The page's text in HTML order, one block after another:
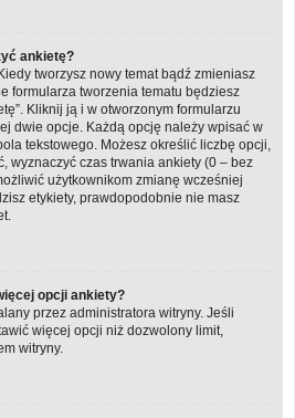
ankietę?
tworzysz nowy temat bądź zmieniasz
formularza tworzenia tematu będziesz
Kliknij ją i w otworzonym formularzu
dwie opcje. Każdą opcję należy wpisać w
tekstowego. Możesz określić liczbę opcji,
wyznaczyć czas trwania ankiety (0 – bez
użytkownikom zmianę wcześniej
etykiety, prawdopodobnie nie masz
opcji ankiety?
przez administratora witryny. Jeśli
więcej opcji niż dozwolony limit,
witryny.